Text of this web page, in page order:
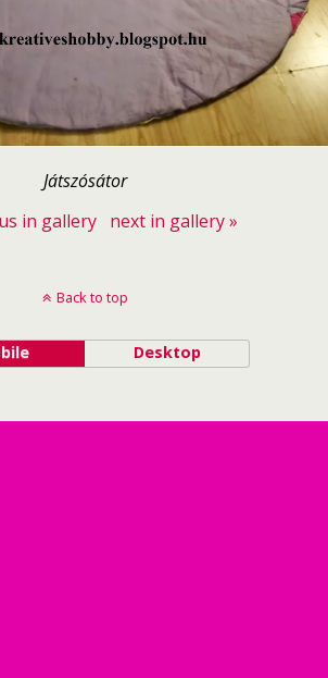
Játszósátor
in gallery
next in gallery »
Back to top
Desktop